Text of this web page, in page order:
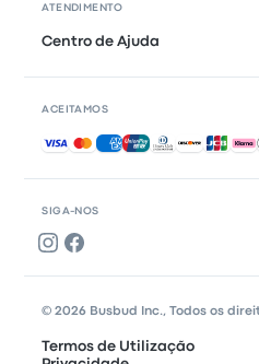
SIGA-NOS
ATENDIMENTO
Centro de Ajuda
ACEITAMOS
Pagamentos aceites
© 2026 Busbud Inc., Todos os
Termos de Utilização